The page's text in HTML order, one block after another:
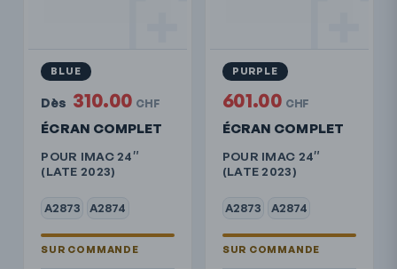
ÉCRAN COMPLET
POUR IMAC 24″
(LATE 2023)
A2873 A2874
BLUE
Dès 310.00 CHF
ÉCRAN COMPLET
POUR IMAC 24″
(LATE 2023)
A2873 A2874
PURPLE
601.00 CHF